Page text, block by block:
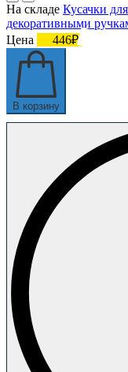
На складе Кусачки
декоративными
Цена
446₽
В корзину